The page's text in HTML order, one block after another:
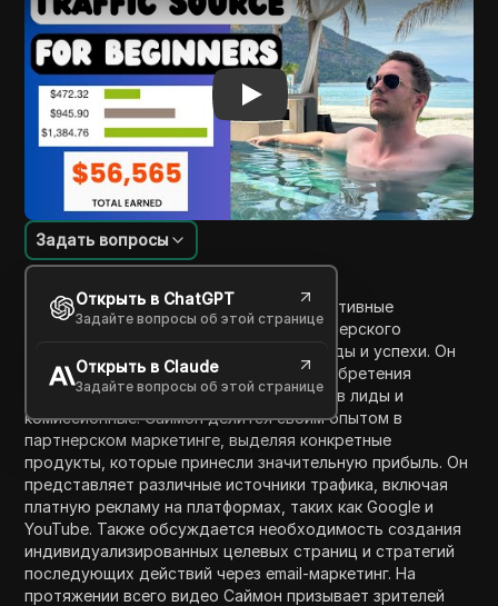
Введение в содержание
Задать вопросы
Открыть в ChatGPT
Задайте вопросы об этой странице
Открыть в Claude
Задайте вопросы об этой странице
В этом видео Саймон обсуждает эффективные
стратегии генерации трафика для партнерского
маркетинга, включая свои личные доходы и успехи. Он
подчеркивает важность не только приобретения
трафика, но и конверсии этого трафика в лиды и
комиссионные. Саймон делится своим опытом в
партнерском маркетинге, выделяя конкретные
продукты, которые принесли значительную прибыль. Он
представляет различные источники трафика, включая
платную рекламу на платформах, таких как Google и
YouTube. Также обсуждается необходимость создания
индивидуализированных целевых страниц и стратегий
последующих действий через email-маркетинг. На
протяжении всего видео Саймон призывает зрителей